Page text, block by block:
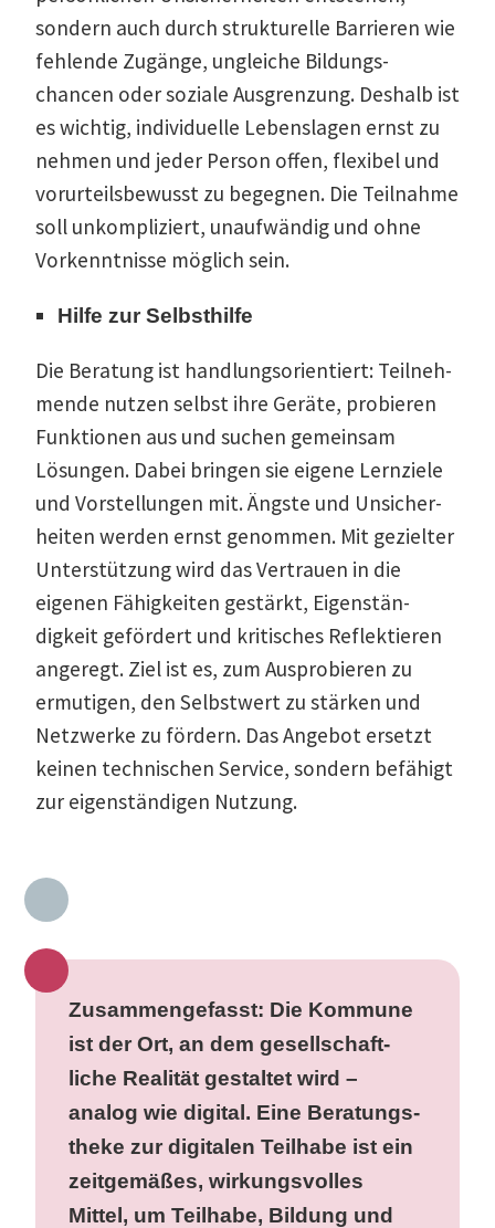
sondern auch durch struk­tu­relle Barrieren wie
fehlende Zugänge, ungleiche Bildungs­
chancen oder soziale Ausgrenzung. Deshalb ist
es wichtig, indivi­duelle Lebens­lagen ernst zu
nehmen und jeder Person offen, flexibel und
vorur­teils­be­wusst zu begegnen. Die Teilnahme
soll unkom­pli­ziert, unauf­wändig und ohne
Vorkennt­nisse möglich sein.
Hilfe zur Selbsthilfe
Die Beratung ist handlungs­ori­en­tiert: Teilneh­
mende nutzen selbst ihre Geräte, probieren
Funktionen aus und suchen gemeinsam
Lösungen. Dabei bringen sie eigene Lernziele
und Vorstel­lungen mit. Ängste und Unsicher­
heiten werden ernst genommen. Mit gezielter
Unter­stützung wird das Vertrauen in die
eigenen Fähig­keiten gestärkt, Eigen­stän­
digkeit gefördert und kriti­sches Reflek­tieren
angeregt. Ziel ist es, zum Auspro­bieren zu
ermutigen, den Selbstwert zu stärken und
Netzwerke zu fördern. Das Angebot ersetzt
keinen techni­schen Service, sondern befähigt
zur eigen­stän­digen Nutzung.
Zusam­men­ge­fasst: Die Kommune
ist der Ort, an dem gesell­schaft­
liche Realität gestaltet wird –
analog wie digital. Eine Beratungs­
theke zur digitalen Teilhabe ist ein
zeitge­mäßes, wirkungs­volles
Mittel, um Teilhabe, Bildung und